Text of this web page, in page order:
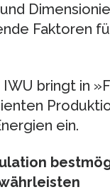
Faktoren
IWU bringt in
ein.